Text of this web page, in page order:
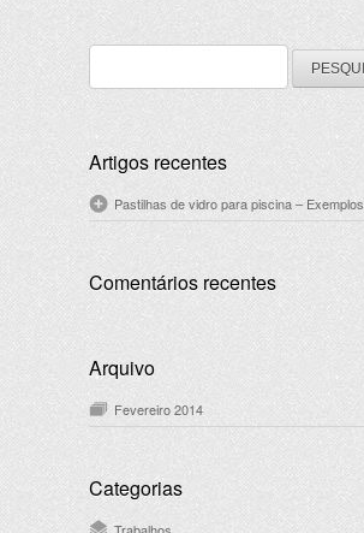
Pesquisar
por:
Artigos recentes
Pastilhas de vidro para piscina – Exemplos
Comentários recentes
Arquivo
Fevereiro 2014
Categorias